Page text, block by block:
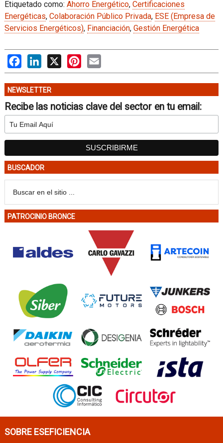
Etiquetado como: Ahorro Energético, Certificaciones
Energéticas, Colaboración Público Privada, ESE (Empresa de
Servicios Energéticos), Financiación, Gestión Energética
FacebookLinkedIn
X PinterestEmail
NEWSLETTER
Recibe las noticias clave del sector en tu email:
BUSCADOR
PATROCINIO BRONCE
SOBRE ESEFICIENCIA